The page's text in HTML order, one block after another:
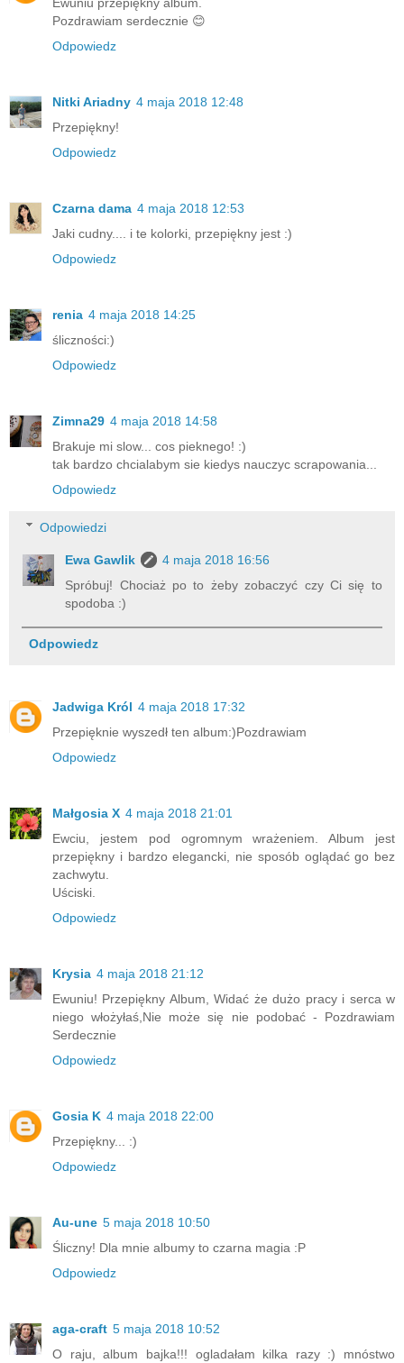
Pozdrawiam serdecznie 😊
Odpowiedz
Nitki Ariadny 4 maja 2018 12:48
Przepiękny!
Odpowiedz
Czarna dama 4 maja 2018 12:53
Jaki cudny.... i te kolorki, przepiękny jest :)
Odpowiedz
renia 4 maja 2018 14:25
śliczności:)
Odpowiedz
Zimna29 4 maja 2018 14:58
Brakuje mi slow... cos pieknego! :)
tak bardzo chcialabym sie kiedys nauczyc scrapowania...
Odpowiedz
Odpowiedzi
Ewa Gawlik
4 maja 2018 16:56
Spróbuj! Chociaż po to żeby zobaczyć czy Ci się to
spodoba :)
Odpowiedz
Jadwiga Król 4 maja 2018 17:32
Przepięknie wyszedł ten album:)Pozdrawiam
Odpowiedz
Małgosia X 4 maja 2018 21:01
Ewciu, jestem pod ogromnym wrażeniem. Album jest
przepiękny i bardzo elegancki, nie sposób oglądać go bez
zachwytu.
Uściski.
Odpowiedz
Krysia 4 maja 2018 21:12
Ewuniu! Przepiękny Album, Widać że dużo pracy i serca w
niego włożyłaś,Nie może się nie podobać - Pozdrawiam
Serdecznie
Odpowiedz
Gosia K 4 maja 2018 22:00
Przepiękny... :)
Odpowiedz
Au-une 5 maja 2018 10:50
Śliczny! Dla mnie albumy to czarna magia :P
Odpowiedz
aga-craft 5 maja 2018 10:52
O raju, album bajka!!! ogladałam kilka razy :) mnóstwo